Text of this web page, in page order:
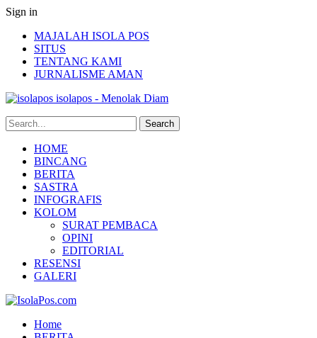
Sign in
MAJALAH ISOLA POS
SITUS
TENTANG KAMI
JURNALISME AMAN
isolapos - Menolak Diam
HOME
BINCANG
BERITA
SASTRA
INFOGRAFIS
KOLOM
SURAT PEMBACA
OPINI
EDITORIAL
RESENSI
GALERI
Home